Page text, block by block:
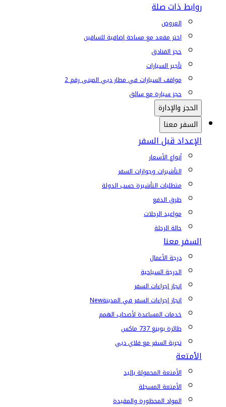
روابط ذات صلة
العروض
اختر مقعد مع مساحة إضافية للساقين
حجز الفنادق
تأجير السيارات
مواقف السيارات في مطار دبي المبنى رقم 2
حجز سيارة مع سائق
الحجز والإدارة
السفر معنا
الإعداد قبل السفر
أنواع الأسعار
التأشيرات وجوازات السفر
متطلبات التأشيرة حسب الدولة
طرق الدفع
مواعيد الرحلات
حالة الرحلة
السفر معنا
درجة الأعمال
الدرجة السياحية
إنجاز إجراءات السفر
إنجاز إجراءات السفر في المدينةNew
خدمات المساعدة لأصحاب الهمم
طائرة بوينغ 737 ماكس
تجربة السفر مع فلاي دبي
الأمتعة
الأمتعة المحمولة باليد
الأمتعة المسجلة
المواد المحظورة والمقيدة